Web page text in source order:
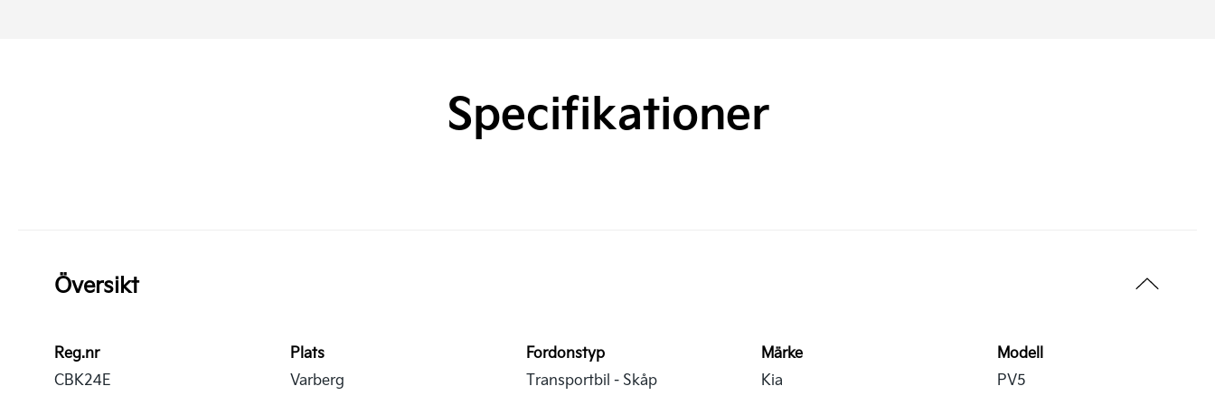
Specifikationer
Översikt
Reg.nr
CBK24E
Plats
Varberg
Fordonstyp
Transportbil - Skåp
Märke
Kia
Modell
PV5